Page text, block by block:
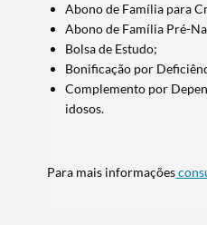
Abono de Família para
Abono de Família Pré-
Bolsa de Estudo;
Bonificação por
Complemento por
idosos.
Para mais informações